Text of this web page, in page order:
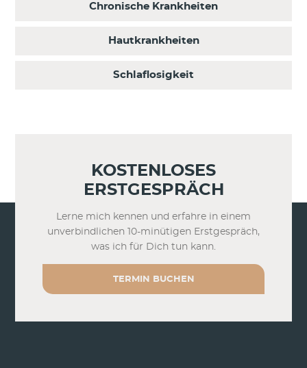
Chronische Krankheiten
Hautkrankheiten
Schlaflosigkeit
KOSTENLOSES
ERSTGESPRÄCH
Lerne mich kennen und erfahre in einem
unverbindlichen 10-minütigen Erstgespräch,
was ich für Dich tun kann.
TERMIN BUCHEN